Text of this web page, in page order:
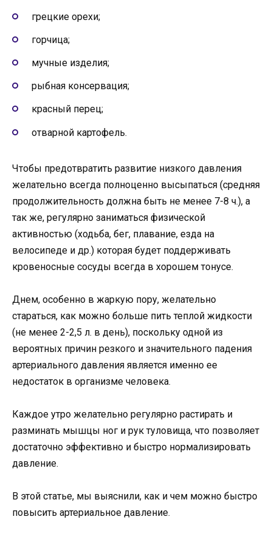
грецкие орехи;
горчица;
мучные изделия;
рыбная консервация;
красный перец;
отварной картофель.
Чтобы предотвратить развитие низкого давления
желательно всегда полноценно высыпаться (средняя
продолжительность должна быть не менее 7-8 ч.), а
так же, регулярно заниматься физической
активностью (ходьба, бег, плавание, езда на
велосипеде и др.) которая будет поддерживать
кровеносные сосуды всегда в хорошем тонусе.
Днем, особенно в жаркую пору, желательно
стараться, как можно больше пить теплой жидкости
(не менее 2-2,5 л. в день), поскольку одной из
вероятных причин резкого и значительного падения
артериального давления является именно ее
недостаток в организме человека.
Каждое утро желательно регулярно растирать и
разминать мышцы ног и рук туловища, что позволяет
достаточно эффективно и быстро нормализировать
давление.
В этой статье, мы выяснили, как и чем можно быстро
повысить артериальное давление.